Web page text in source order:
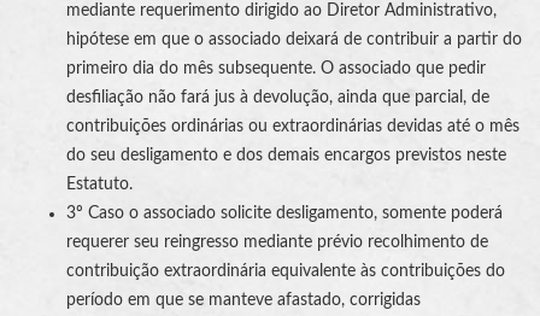
mediante requerimento dirigido ao Diretor Administrativo,
hipótese em que o associado deixará de contribuir a partir do
primeiro dia do mês subsequente. O associado que pedir
desfiliação não fará jus à devolução, ainda que parcial, de
contribuições ordinárias ou extraordinárias devidas até o mês
do seu desligamento e dos demais encargos previstos neste
Estatuto.
3º Caso o associado solicite desligamento, somente poderá
requerer seu reingresso mediante prévio recolhimento de
contribuição extraordinária equivalente às contribuições do
período em que se manteve afastado, corrigidas